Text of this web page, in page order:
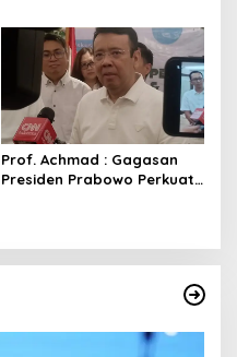
Kelola dan Implementasi
Prof. Achmad : Gagasan
Presiden Prabowo Perkuat